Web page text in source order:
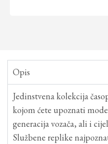
Opis
Jedinstvena kolekcija
kojom ćete upoznati
generacija vozača, ali i
Službene replike